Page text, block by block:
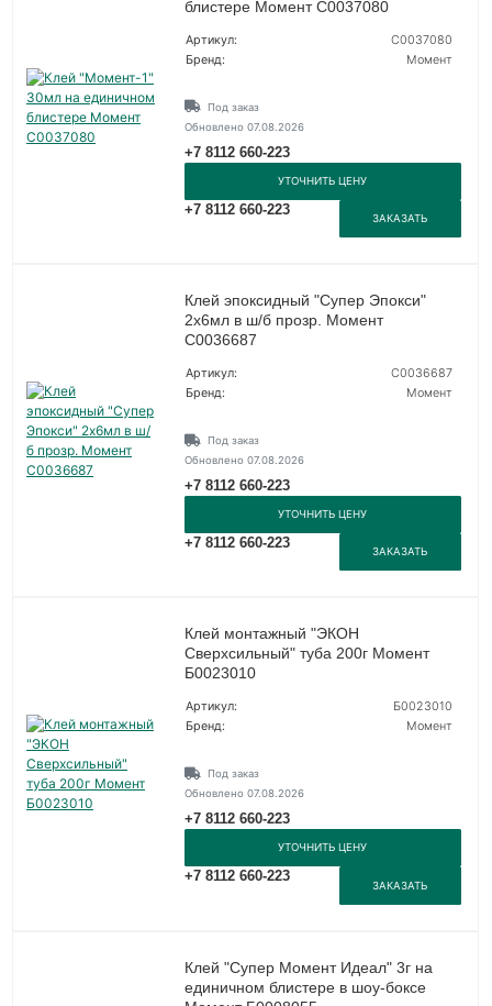
блистере Момент C0037080
Артикул:
C0037080
Бренд:
Момент
Под заказ
Обновлено 07.08.2026
+7 8112 660-223
УТОЧНИТЬ ЦЕНУ
+7 8112 660-223
ЗАКАЗАТЬ
Клей эпоксидный "Супер Эпокси"
2х6мл в ш/б прозр. Момент
C0036687
Артикул:
C0036687
Бренд:
Момент
Под заказ
Обновлено 07.08.2026
+7 8112 660-223
УТОЧНИТЬ ЦЕНУ
+7 8112 660-223
ЗАКАЗАТЬ
Клей монтажный "ЭКОН
Сверхсильный" туба 200г Момент
Б0023010
Артикул:
Б0023010
Бренд:
Момент
Под заказ
Обновлено 07.08.2026
+7 8112 660-223
УТОЧНИТЬ ЦЕНУ
+7 8112 660-223
ЗАКАЗАТЬ
Клей "Супер Момент Идеал" 3г на
единичном блистере в шоу-боксе